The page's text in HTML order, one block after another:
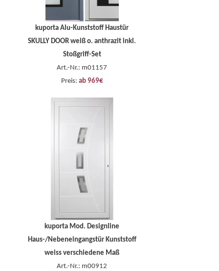
kuporta Alu-Kunststoff Haustür
SKULLY DOOR weiß o. anthrazit inkl.
Stoßgriff-Set
Art.-Nr.: m01157
Preis: ab 969€
kuporta Mod. Designline
Haus-/Nebeneingangstür Kunststoff
weiss verschiedene Maß
Art.-Nr.: m00912